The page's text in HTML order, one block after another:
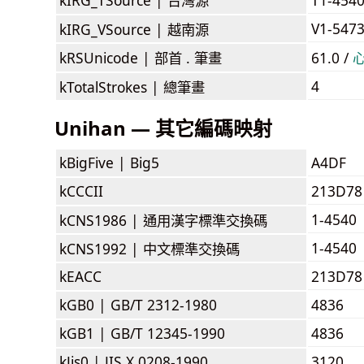
kIRG_VSource | 越南源
V1-5473
kRSUnicode | 部首 . 筆畫 61.0 /
kTotalStrokes | 總筆畫 4
Unihan — 其它編碼映射
kBigFive | Big5
A4DF
kCCCII
213D78
kCNS1986 | 通用漢字標準交換碼
1-4540
kCNS1992 | 中文標準交換碼
1-4540
kEACC
213D78
kGB0 | GB/T 2312-1980
4836
kGB1 | GB/T 12345-1990
4836